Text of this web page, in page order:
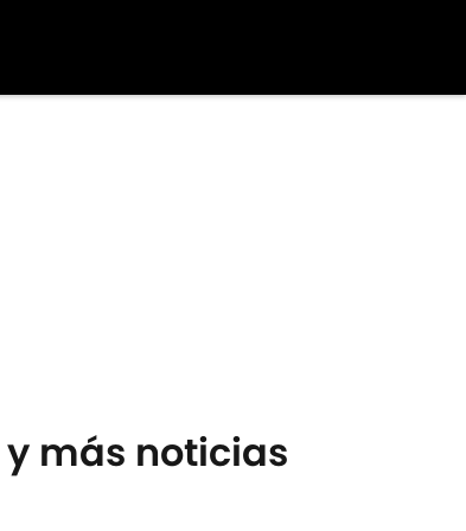
y más noticias